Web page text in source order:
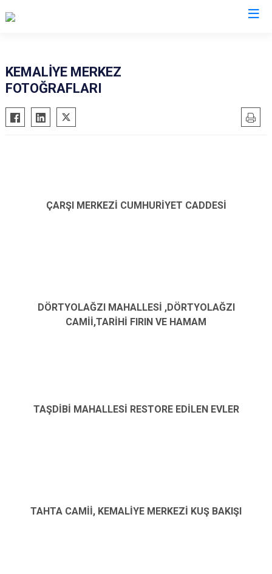
Çayırlı
İliç
KEMALİYE MERKEZ
FOTOĞRAFLARI
ÇARŞI MERKEZİ CUMHURİYET CADDESİ
DÖRTYOLAĞZI MAHALLESİ ,DÖRTYOLAĞZI
CAMİİ,TARİHİ FIRIN VE HAMAM
TAŞDİBİ MAHALLESİ RESTORE EDİLEN EVLER
TAHTA CAMİİ, KEMALİYE MERKEZİ KUŞ BAKIŞI